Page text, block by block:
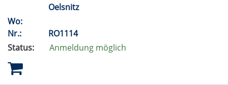
Oelsnitz
Wo:
Nr.:
RO1114
Status:
Anmeldung möglich